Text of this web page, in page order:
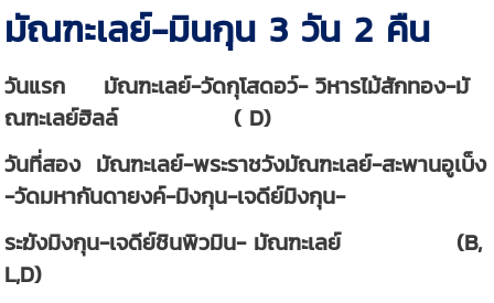
มัณฑะเลย์-มินกุน 3 วัน 2 คืน
วันแรก มัณฑะเลย์-วัดกุโสดอว์- วิหารไม้สักทอง-มั
ณฑะเลย์ฮิลล์ ( D)
วันที่สอง มัณฑะเลย์-พระราชวังมัณฑะเลย์-สะพานอูเบ็ง
-วัดมหากันดายงค์-มิงกุน-เจดีย์มิงกุน-
ระฆังมิงกุน-เจดีย์ชินพิวมิน- มัณฑะเลย์ (B,
L,D)